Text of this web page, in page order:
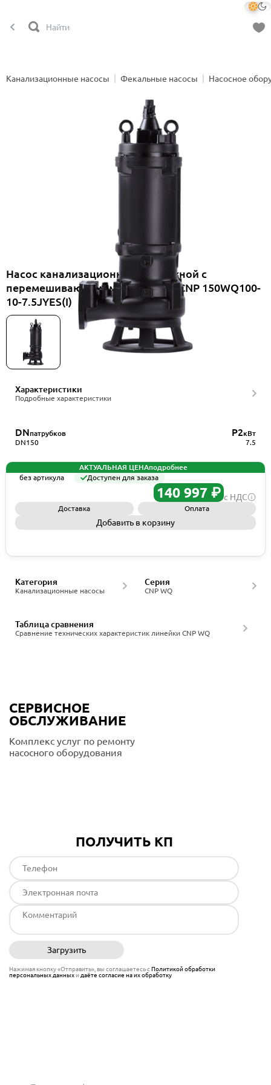
Канализационные насосы Фекальные насосы Насосное
Насос канализационный погружной с
перемешивающим механизмом CNP 150WQ100-
10-7.5JYES(I)
Характеристики
Подробные характеристики
DNпатрубков
DN150
P2кВт
7.5
АКТУАЛЬНАЯ ЦЕНАподробнее
без артикула
Доступен для заказа
140 997 ₽ с НДС
Доставка Оплата
Добавить в корзину
Канализационные насосы
Категория
CNP WQ
Серия
Сравнение технических характеристик линейки CNP WQ
Таблица сравнения
СЕРВИСНОЕ
ОБСЛУЖИВАНИЕ
Комплекс услуг по ремонту
насосного оборудования
ПОЛУЧИТЬ КП
Загрузить
Нажимая кнопку «Отправить», вы соглашаетесь сПолитикой обработки
персональных данныхи даёте согласие на их обработку